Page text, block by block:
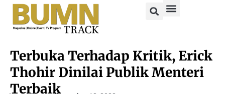
Terbuka Terhadap Kritik, Erick
Thohir Dinilai Publik Menteri
Terbaik